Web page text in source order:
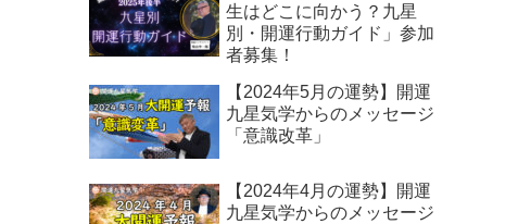
生はどこに向かう？九星
別・開運行動ガイド」参加
者募集！
【2024年5月の運勢】開運
九星気学からのメッセージ
「意識改革」
【2024年4月の運勢】開運
九星気学からのメッセージ